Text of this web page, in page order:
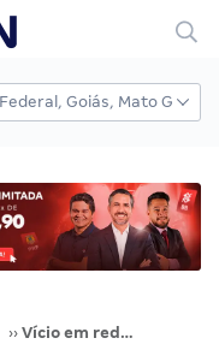
›› Vício em redes sociais